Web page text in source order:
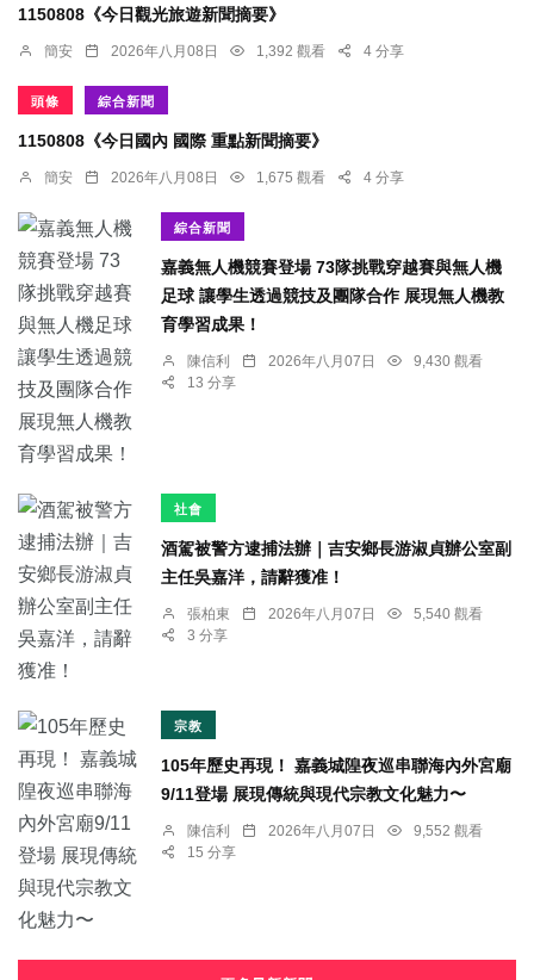
1150808《今日觀光旅遊新聞摘要》
簡安 2026年八月08日 1,392 觀看 4 分享
頭條 綜合新聞
1150808《今日國內 國際 重點新聞摘要》
簡安 2026年八月08日 1,675 觀看 4 分享
綜合新聞
嘉義無人機競賽登場 73隊挑戰穿越賽與無人機
足球 讓學生透過競技及團隊合作 展現無人機教
育學習成果！
陳信利 2026年八月07日
9,430 觀看
13 分享
社會
酒駕被警方逮捕法辦｜吉安鄉長游淑貞辦公室副
主任吳嘉洋，請辭獲准！
張柏東 2026年八月07日
5,540 觀看
3 分享
宗教
105年歷史再現！ 嘉義城隍夜巡串聯海內外宮廟
9/11登場 展現傳統與現代宗教文化魅力〜
陳信利 2026年八月07日
9,552 觀看
15 分享